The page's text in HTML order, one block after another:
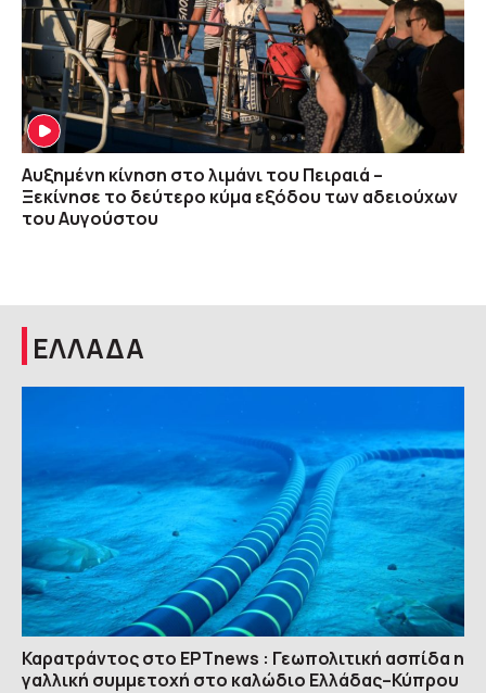
Αυξημένη κίνηση στο λιμάνι του Πειραιά –
Ξεκίνησε το δεύτερο κύμα εξόδου των αδειούχων
του Αυγούστου
ΕΛΛΑΔΑ
Καρατράντος στο ΕΡΤnews : Γεωπολιτική ασπίδα η
γαλλική συμμετοχή στο καλώδιο Ελλάδας–Κύπρου